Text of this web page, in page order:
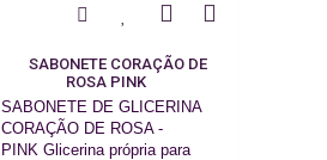
SABONETE CORAÇÃO DE
ROSA PINK
SABONETE DE GLICERINA
CORAÇÃO DE ROSA -
PINK Glicerina própria para